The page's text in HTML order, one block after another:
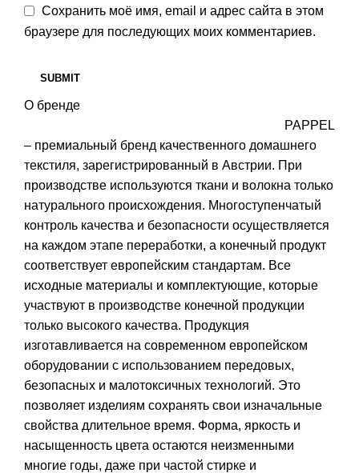
Сохранить моё имя, email и адрес сайта в этом
браузере для последующих моих комментариев.
О бренде
PAPPEL
– премиальный бренд качественного домашнего
текстиля, зарегистрированный в Австрии. При
производстве используются ткани и волокна только
натурального происхождения. Многоступенчатый
контроль качества и безопасности осуществляется
на каждом этапе переработки, а конечный продукт
соответствует европейским стандартам. Все
исходные материалы и комплектующие, которые
участвуют в производстве конечной продукции
только высокого качества. Продукция
изготавливается на современном европейском
оборудовании с использованием передовых,
безопасных и малотоксичных технологий. Это
позволяет изделиям сохранять свои изначальные
свойства длительное время. Форма, яркость и
насыщенность цвета остаются неизменными
многие годы, даже при частой стирке и